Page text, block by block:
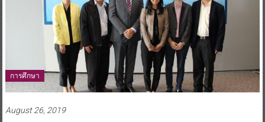
การศึกษา
August 26, 2019